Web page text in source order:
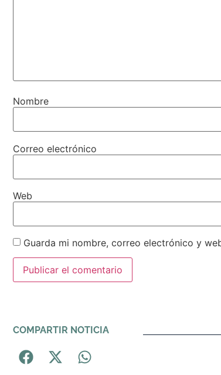
Nombre
Correo electrónico
Web
Guarda mi nombre, correo electrónico y
COMPARTIR NOTICIA